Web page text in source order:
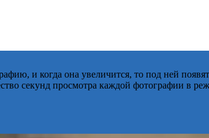
и когда она увеличится, то под ней
секунд просмотра каждой фотографии в